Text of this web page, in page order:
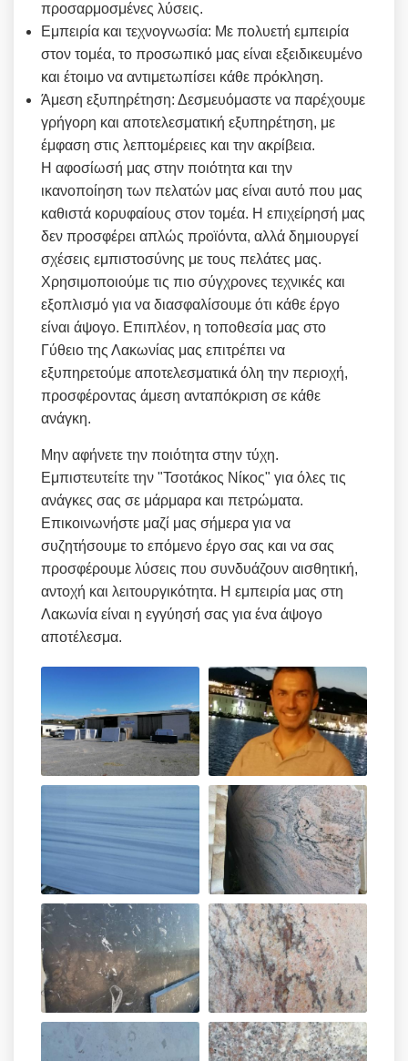
προσαρμοσμένες λύσεις.
Εμπειρία και τεχνογνωσία: Με πολυετή εμπειρία
στον τομέα, το προσωπικό μας είναι εξειδικευμένο
και έτοιμο να αντιμετωπίσει κάθε πρόκληση.
Άμεση εξυπηρέτηση: Δεσμευόμαστε να παρέχουμε
γρήγορη και αποτελεσματική εξυπηρέτηση, με
έμφαση στις λεπτομέρειες και την ακρίβεια.
Η αφοσίωσή μας στην ποιότητα και την
ικανοποίηση των πελατών μας είναι αυτό που μας
καθιστά κορυφαίους στον τομέα. Η επιχείρησή μας
δεν προσφέρει απλώς προϊόντα, αλλά δημιουργεί
σχέσεις εμπιστοσύνης με τους πελάτες μας.
Χρησιμοποιούμε τις πιο σύγχρονες τεχνικές και
εξοπλισμό για να διασφαλίσουμε ότι κάθε έργο
είναι άψογο. Επιπλέον, η τοποθεσία μας στο
Γύθειο της Λακωνίας μας επιτρέπει να
εξυπηρετούμε αποτελεσματικά όλη την περιοχή,
προσφέροντας άμεση ανταπόκριση σε κάθε
ανάγκη.
Μην αφήνετε την ποιότητα στην τύχη.
Εμπιστευτείτε την "Τσοτάκος Νίκος" για όλες τις
ανάγκες σας σε μάρμαρα και πετρώματα.
Επικοινωνήστε μαζί μας σήμερα για να
συζητήσουμε το επόμενο έργο σας και να σας
προσφέρουμε λύσεις που συνδυάζουν αισθητική,
αντοχή και λειτουργικότητα. Η εμπειρία μας στη
Λακωνία είναι η εγγύησή σας για ένα άψογο
αποτέλεσμα.